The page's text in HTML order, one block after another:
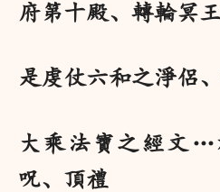
府第十殿、轉輪冥
是虔仗六和之淨侶
大乘法寶之經文…
呪、頂禮